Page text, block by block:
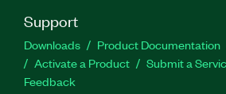
Support
Downloads Product Documentation
Activate a Product
Submit a
Feedback